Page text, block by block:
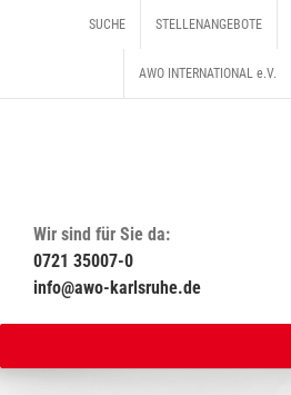
SUCHE STELLENANGEBOTE
AWO INTERNATIONAL e.V.
Wir sind für Sie da:
0721 35007-0
info@awo-karlsruhe.de